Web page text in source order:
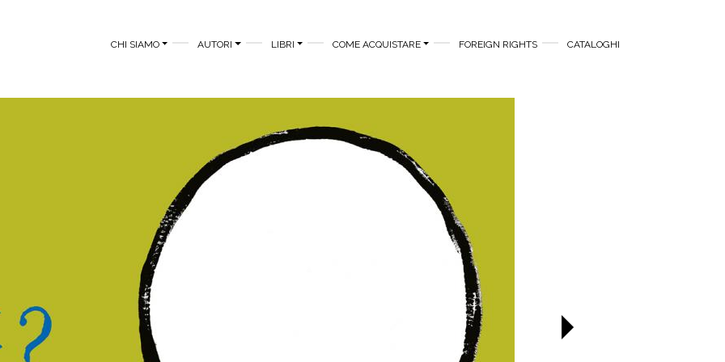
MAIN MENU
CHI SIAMO AUTORI LIBRI COME ACQUISTARE FOREIGN RIGHTS CATALOGHI